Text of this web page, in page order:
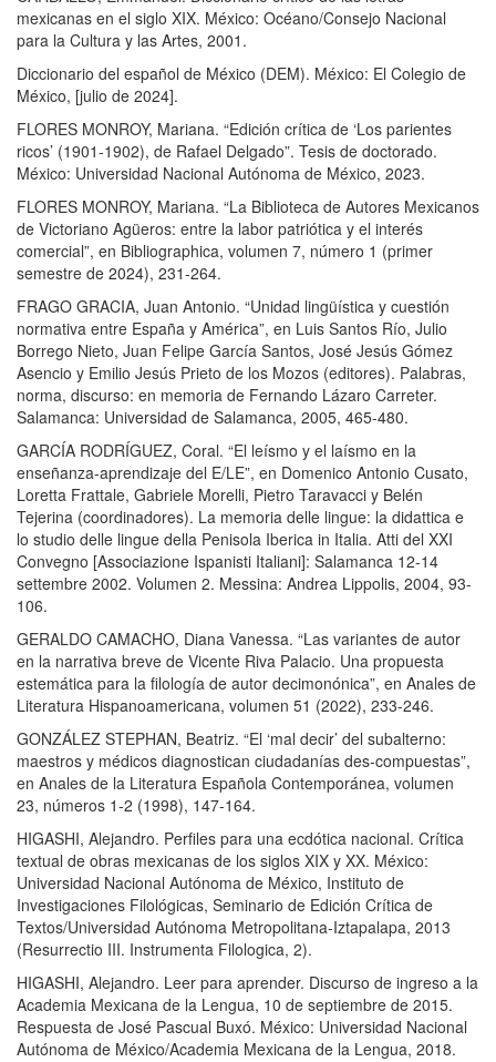
mexicanas en el siglo XIX. México: Océano/Consejo Nacional
para la Cultura y las Artes, 2001.
Diccionario del español de México (DEM). México: El Colegio de
México, [julio de 2024].
FLORES MONROY, Mariana. “Edición crítica de ‘Los parientes
ricos’ (1901-1902), de Rafael Delgado”. Tesis de doctorado.
México: Universidad Nacional Autónoma de México, 2023.
FLORES MONROY, Mariana. “La Biblioteca de Autores Mexicanos
de Victoriano Agüeros: entre la labor patriótica y el interés
comercial”, en Bibliographica, volumen 7, número 1 (primer
semestre de 2024), 231-264.
FRAGO GRACIA, Juan Antonio. “Unidad lingüística y cuestión
normativa entre España y América”, en Luis Santos Río, Julio
Borrego Nieto, Juan Felipe García Santos, José Jesús Gómez
Asencio y Emilio Jesús Prieto de los Mozos (editores). Palabras,
norma, discurso: en memoria de Fernando Lázaro Carreter.
Salamanca: Universidad de Salamanca, 2005, 465-480.
GARCÍA RODRÍGUEZ, Coral. “El leísmo y el laísmo en la
enseñanza-aprendizaje del E/LE”, en Domenico Antonio Cusato,
Loretta Frattale, Gabriele Morelli, Pietro Taravacci y Belén
Tejerina (coordinadores). La memoria delle lingue: la didattica e
lo studio delle lingue della Penisola Iberica in Italia. Atti del XXI
Convegno [Associazione Ispanisti Italiani]: Salamanca 12-14
settembre 2002. Volumen 2. Messina: Andrea Lippolis, 2004, 93-
106.
GERALDO CAMACHO, Diana Vanessa. “Las variantes de autor
en la narrativa breve de Vicente Riva Palacio. Una propuesta
estemática para la filología de autor decimonónica”, en Anales de
Literatura Hispanoamericana, volumen 51 (2022), 233-246.
GONZÁLEZ STEPHAN, Beatriz. “El ‘mal decir’ del subalterno:
maestros y médicos diagnostican ciudadanías des-compuestas”,
en Anales de la Literatura Española Contemporánea, volumen
23, números 1-2 (1998), 147-164.
HIGASHI, Alejandro. Perfiles para una ecdótica nacional. Crítica
textual de obras mexicanas de los siglos XIX y XX. México:
Universidad Nacional Autónoma de México, Instituto de
Investigaciones Filológicas, Seminario de Edición Crítica de
Textos/Universidad Autónoma Metropolitana-Iztapalapa, 2013
(Resurrectio III. Instrumenta Filologica, 2).
HIGASHI, Alejandro. Leer para aprender. Discurso de ingreso a la
Academia Mexicana de la Lengua, 10 de septiembre de 2015.
Respuesta de José Pascual Buxó. México: Universidad Nacional
Autónoma de México/Academia Mexicana de la Lengua, 2018.